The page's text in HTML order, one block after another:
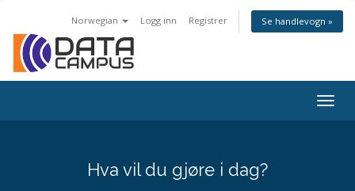
Norwegian Logg inn Registrer Se handlevogn »
Hva vil du gjøre i dag?